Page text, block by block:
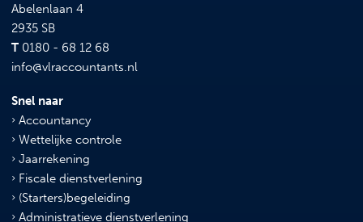
Abelenlaan 4
2935 SB
T0180 - 68 12 68
info@vlraccountants.nl
Snel naar
Accountancy
Wettelijke controle
Jaarrekening
Fiscale dienstverlening
(Starters)begeleiding
Administratieve dienstverlening